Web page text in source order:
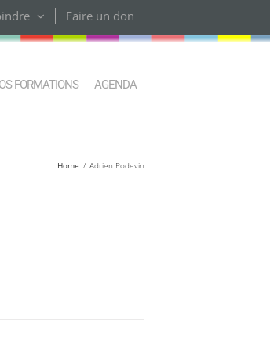
Faire un don
FORMATIONS AGENDA
Home Adrien Podevin